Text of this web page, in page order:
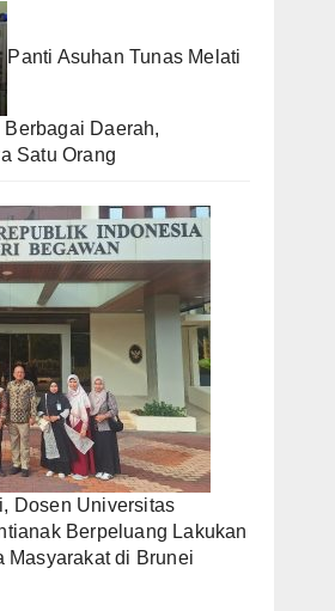
Panti Asuhan Tunas Melati
Daerah,
Satu Orang
Dosen Universitas
Berpeluang Lakukan
Masyarakat di Brunei